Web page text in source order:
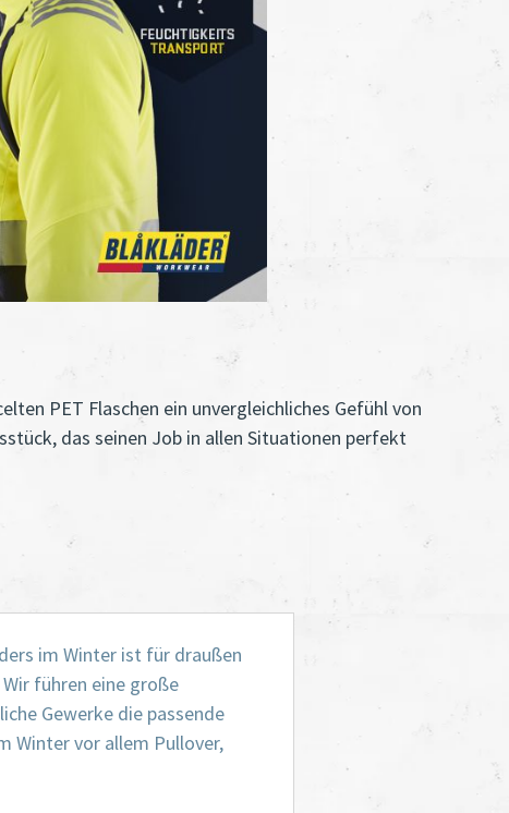
PET Flaschen ein unvergleichliches Gefühl von
das seinen Job in allen Situationen perfekt
im Winter ist für draußen
führen eine große
Gewerke die passende
Winter vor allem Pullover,